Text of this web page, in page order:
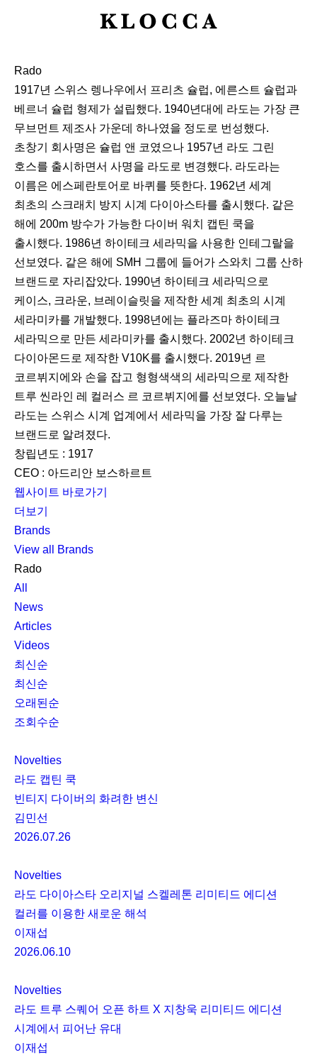
K
C
A
Rado
1917년 스위스 렝나우에서 프리츠 슐럽, 에른스트 슐럽과
베르너 슐럽 형제가 설립했다. 1940년대에 라도는 가장 큰
무브먼트 제조사 가운데 하나였을 정도로 번성했다.
초창기 회사명은 슐럽 앤 코였으나 1957년 라도 그린
호스를 출시하면서 사명을 라도로 변경했다. 라도라는
이름은 에스페란토어로 바퀴를 뜻한다. 1962년 세계
최초의 스크래치 방지 시계 다이아스타를 출시했다. 같은
해에 200m 방수가 가능한 다이버 워치 캡틴 쿡을
출시했다. 1986년 하이테크 세라믹을 사용한 인테그랄을
선보였다. 같은 해에 SMH 그룹에 들어가 스와치 그룹 산하
브랜드로 자리잡았다. 1990년 하이테크 세라믹으로
케이스, 크라운, 브레이슬릿을 제작한 세계 최초의 시계
세라미카를 개발했다. 1998년에는 플라즈마 하이테크
세라믹으로 만든 세라미카를 출시했다. 2002년 하이테크
다이아몬드로 제작한 V10K를 출시했다. 2019년 르
코르뷔지에와 손을 잡고 형형색색의 세라믹으로 제작한
트루 씬라인 레 컬러스 르 코르뷔지에를 선보였다. 오늘날
라도는 스위스 시계 업계에서 세라믹을 가장 잘 다루는
브랜드로 알려졌다.
창립년도 : 1917
CEO : 아드리안 보스하르트
웹사이트 바로가기
더보기
Brands
View all Brands
Rado
All
News
Articles
Videos
최신순
최신순
오래된순
조회수순
Novelties
라도 캡틴 쿡
빈티지 다이버의 화려한 변신
김민선
2026.07.26
Novelties
라도 다이아스타 오리지널 스켈레톤 리미티드 에디션
컬러를 이용한 새로운 해석
이재섭
2026.06.10
Novelties
라도 트루 스퀘어 오픈 하트 X 지창욱 리미티드 에디션
시계에서 피어난 유대
이재섭